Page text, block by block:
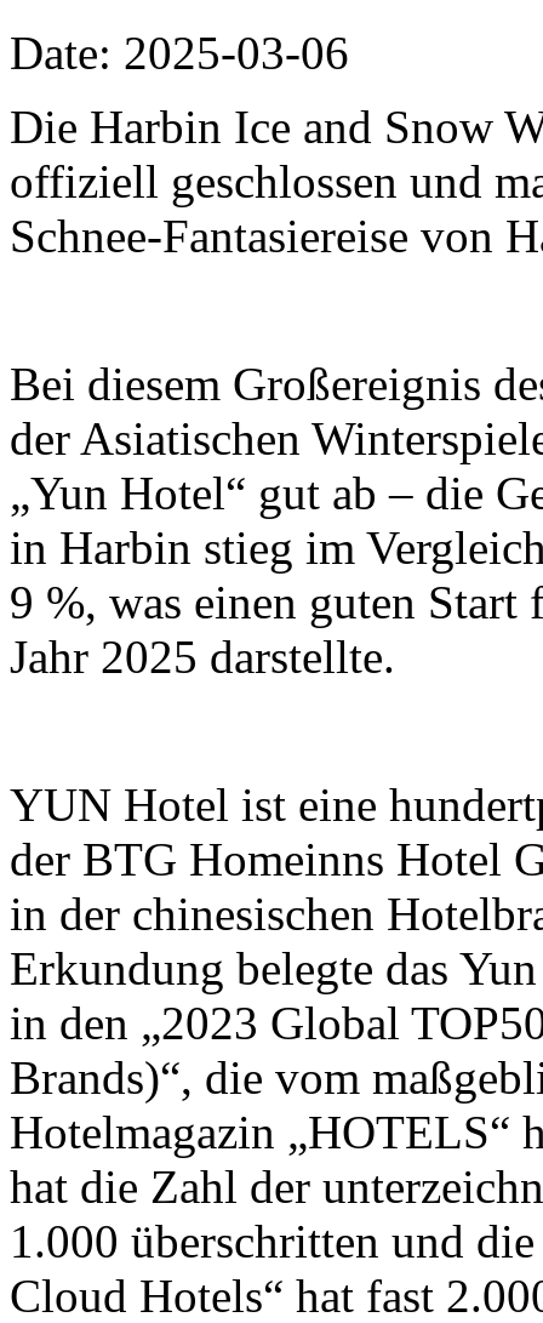
Date: 2025-03-06
Die Harbin Ice and Snow
offiziell geschlossen und
Schnee-Fantasiereise von
Bei diesem Großereignis
der Asiatischen
„Yun Hotel“ gut ab – die
in Harbin stieg im
9 %, was einen guten
Jahr 2025 darstellte.
YUN Hotel ist eine
der BTG Homeinns Hotel
in der chinesischen
Erkundung belegte das
in den „2023 Global
Brands)“, die vom
Hotelmagazin „HOTELS“
hat die Zahl der
1.000 überschritten und
Cloud Hotels“ hat fast